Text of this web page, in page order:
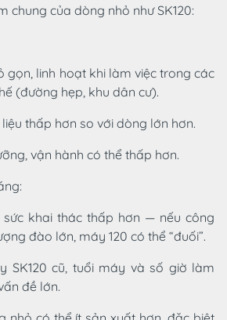
chung của dòng nhỏ như SK120:
gọn, linh hoạt khi làm việc trong các
(đường hẹp, khu dân cư).
thấp hơn so với dòng lớn hơn.
vận hành có thể thấp hơn.
sức khai thác thấp hơn — nếu công
đào lớn, máy 120 có thể “đuối”.
SK120 cũ, tuổi máy và số giờ làm
đề lớn.